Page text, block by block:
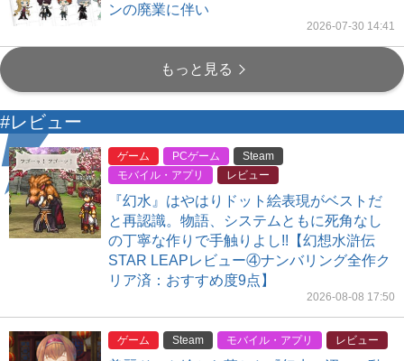
ンの廃業に伴い
2026-07-30 14:41
もっと見る
#レビュー
ゲーム PCゲーム
Steam
モバイル・アプリ
レビュー
『幻水』はやはりドット絵表現がベストだ
と再認識。物語、システムともに死角なし
の丁寧な作りで手触りよし!!【幻想水滸伝
STAR LEAPレビュー④ナンバリング全作ク
リア済：おすすめ度9点】
2026-08-08 17:50
ゲーム Steam モバイル・アプリ レビュー